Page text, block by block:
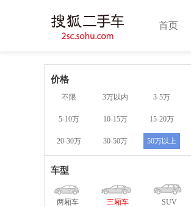
首页
价格
不限 3万以内 3-5万
5-10万 10-15万 15-20万
20-30万 30-50万 50万以上
车型
两厢车 三厢车 SUV